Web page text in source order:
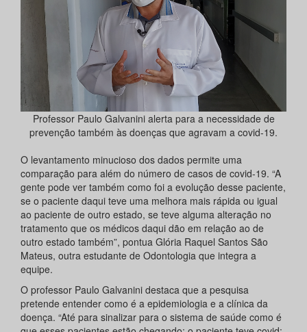
Professor Paulo Galvanini alerta para a necessidade de
prevenção também às doenças que agravam a covid-19.
O levantamento minucioso dos dados permite uma
comparação para além do número de casos de covid-19. “A
gente pode ver também como foi a evolução desse paciente,
se o paciente daqui teve uma melhora mais rápida ou igual
ao paciente de outro estado, se teve alguma alteração no
tratamento que os médicos daqui dão em relação ao de
outro estado também”, pontua Glória Raquel Santos São
Mateus, outra estudante de Odontologia que integra a
equipe.
O professor Paulo Galvanini destaca que a pesquisa
pretende entender como é a epidemiologia e a clínica da
doença. “Até para sinalizar para o sistema de saúde como é